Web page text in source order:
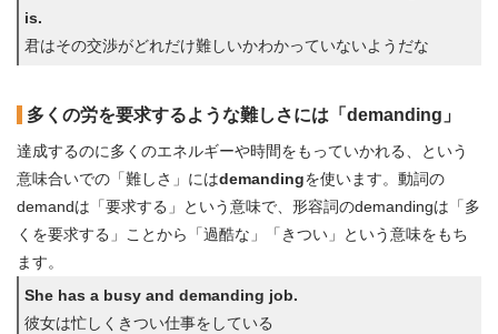
is.
君はその交渉がどれだけ難しいかわかっていないようだな
多くの労を要求するような難しさには「demanding」
達成するのに多くのエネルギーや時間をもっていかれる、という
意味合いでの「難しさ」にはdemandingを使います。動詞の
demandは「要求する」という意味で、形容詞のdemandingは「多
くを要求する」ことから「過酷な」「きつい」という意味をもち
ます。
She has a busy and demanding job.
彼女は忙しくきつい仕事をしている